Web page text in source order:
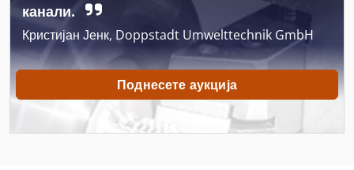
Atlas Copco Ga 18
Atlas Copco Ga 22
Atlas Copco Ga 30
Atlas Copco Ga 308
канали.
Кристијан Јенк, Doppstadt Umwelttechnik GmbH
Поднесете аукција